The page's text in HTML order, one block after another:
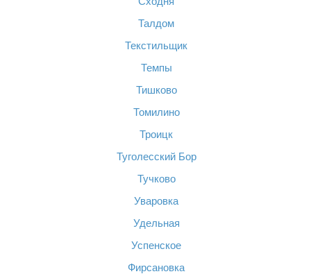
Талдом
Текстильщик
Темпы
Тишково
Томилино
Троицк
Туголесский Бор
Тучково
Уваровка
Удельная
Успенское
Фирсановка